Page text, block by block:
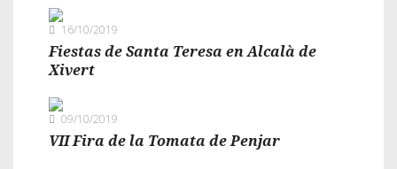
16/10/2019
Fiestas de Santa Teresa en Alcalà de
Xivert
09/10/2019
VII Fira de la Tomata de Penjar